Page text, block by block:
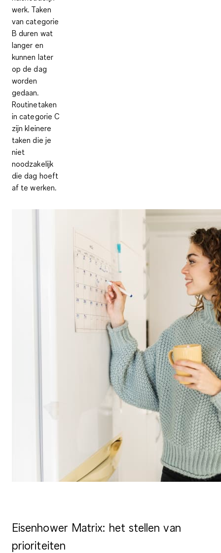
werk. Taken
van categorie
B duren wat
langer en
kunnen later
op de dag
worden
gedaan.
Routinetaken
in categorie C
zijn kleinere
taken die je
niet
noodzakelijk
die dag hoeft
af te werken.
Eisenhower Matrix: het stellen van
prioriteiten